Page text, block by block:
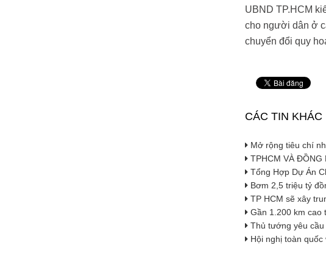
UBND TP.HCM
cho người dân ở
chuyển đổi quy
CÁC TIN KHÁC
Mở rộng tiêu chí
TPHCM VÀ ĐỒNG
Tổng Hợp Dự Án
Bơm 2,5 triệu tỷ
TP HCM sẽ xây
Gần 1.200 km cao
Thủ tướng yêu
Hội nghị toàn